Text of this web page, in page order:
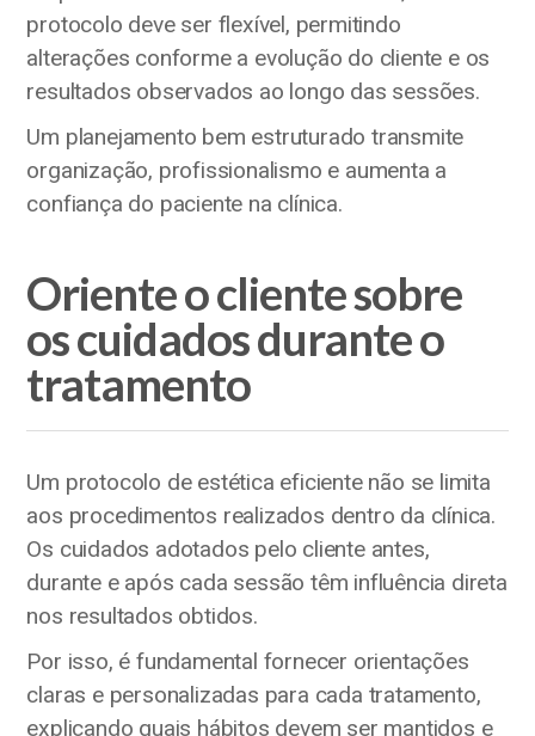
protocolo deve ser flexível, permitindo
alterações conforme a evolução do cliente e os
resultados observados ao longo das sessões.
Um planejamento bem estruturado transmite
organização, profissionalismo e aumenta a
confiança do paciente na clínica.
Oriente o cliente sobre
os cuidados durante o
tratamento
Um protocolo de estética eficiente não se limita
aos procedimentos realizados dentro da clínica.
Os cuidados adotados pelo cliente antes,
durante e após cada sessão têm influência direta
nos resultados obtidos.
Por isso, é fundamental fornecer orientações
claras e personalizadas para cada tratamento,
explicando quais hábitos devem ser mantidos e